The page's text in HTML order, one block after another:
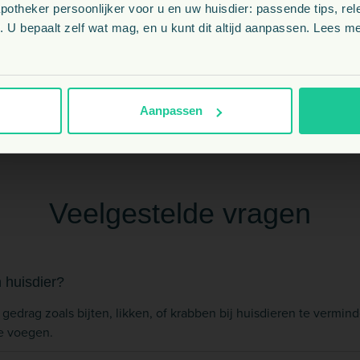
persoonlijker voor u en uw huisdier: passende tips,
U bepaalt zelf wat mag, en u kunt dit altijd aanpassen. Lees
Aanpassen
Paard, Knaagdier, Kleindier
Veelgestelde vragen
huisdier?
zoals bijten, likken, of krabben bij huisdieren te
voegen.
NL